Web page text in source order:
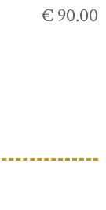
€ 90.00